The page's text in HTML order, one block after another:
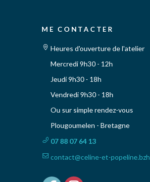
ME CONTACTER
Heures d'ouverture de l'atelier
Mercredi 9h30 - 12h
Jeudi 9h30 - 18h
Vendredi 9h30 - 18h
Ou sur simple rendez-vous
Plougoumelen - Bretagne
07 88 07 64 13
contact@celine-et-popeline.bzh